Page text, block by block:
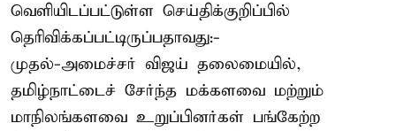
வெளியிடப்பட்டுள்ள செய்திக்குறிப்பில்
தெரிவிக்கப்பட்டிருப்பதாவது:-
முதல்-அமைச்சர் விஜய் தலைமையில்,
தமிழ்நாட்டைச் சேர்ந்த மக்களவை மற்றும்
மாநிலங்களவை உறுப்பினர்கள் பங்கேற்ற